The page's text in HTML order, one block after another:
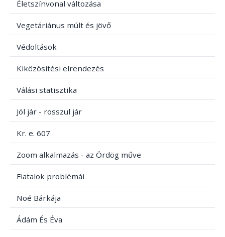
Életszínvonal változása
Vegetáriánus múlt és jövő
Védoltások
Kiközösítési elrendezés
Válási statisztika
Jól jár - rosszul jár
Kr. e. 607
Zoom alkalmazás - az Ördög műve
Fiatalok problémái
Noé Bárkája
Ádám És Éva